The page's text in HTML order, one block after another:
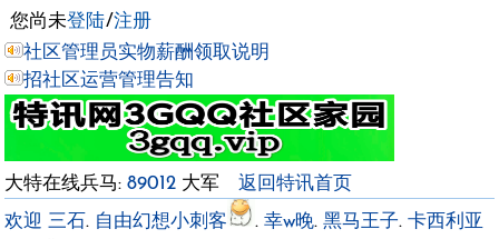
您尚未登陆/注册
社区管理员实物薪酬领取说明
招社区运营管理告知
大特在线兵马: 89012 大军 返回特讯首页
欢迎 三石. 自由幻想小刺客 . 幸w晚. 黑马王子. 卡西利亚